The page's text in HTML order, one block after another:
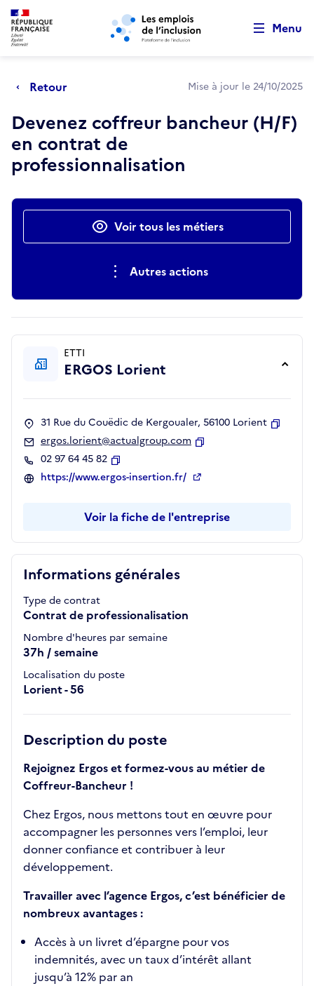
Aller au menu principal Aller au contenu principal
Menu
Retour Mise à jour le 24/10/2025
Devenez coffreur bancheur (H/F)
en contrat de
professionnalisation
Actions rapidesVoir tous les métiers
Autres actions
Informations générales
Type de contrat
Contrat de professionalisation
Nombre d'heures par semaine
37h / semaine
Localisation du poste
Lorient - 56
Description du poste
Rejoignez Ergos et formez-vous au métier de
Coffreur-Bancheur !
Chez Ergos, nous mettons tout en œuvre pour
accompagner les personnes vers l’emploi, leur
donner confiance et contribuer à leur
développement.
Travailler avec l’agence Ergos, c’est bénéficier de
nombreux avantages :
Accès à un livret d’épargne pour vos
indemnités, avec un taux d’intérêt allant
jusqu’à 12% par an
ETTI
ERGOS Lorient
31 Rue du Couëdic de Kergoualer, 56100 Lorient
ergos.lorient@actualgroup.com
02 97 64 45 82
Copier
https://www.ergos-insertion.fr/
Voir la fiche de l'entreprise
Retour au début de la page
Panneau de gestion des cookies